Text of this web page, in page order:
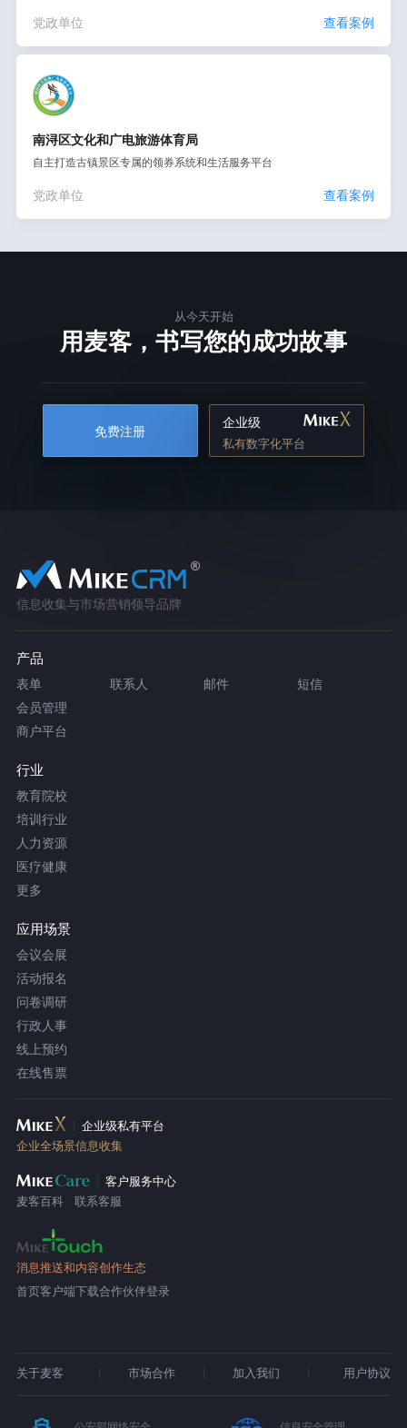
党政单位 查看案例
南浔区文化和广电旅游体育局
自主打造古镇景区专属的领券系统和生活服务平台
党政单位 查看案例
从今天开始
用麦客，书写您的成功故事
免费注册
企业级
私有数字化平台
信息收集与市场营销领导品牌
产品
表单 联系人 邮件
短信
会员管理
商户平台
行业
教育院校
培训行业
人力资源
医疗健康
更多
应用场景
会议会展
活动报名
问卷调研
行政人事
线上预约
在线售票
企业级私有平台
企业全场景信息收集
客户服务中心
麦客百科
联系客服
消息推送和内容创作生态
首页客户端下载合作伙伴登录
关于麦客 市场合作 加入我们 用户协议